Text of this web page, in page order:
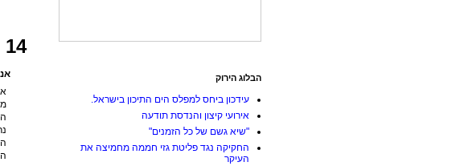
14 תגובות:
הבלוג הירוק
עידכון ביחס למפלס הים התיכון בישראל.
אירועי קיצון והנדסת תודעה
"שיא גשם של כל הזמנים"
החקיקה נגד פליטת גזי חממה מחמיצה את
העיקר